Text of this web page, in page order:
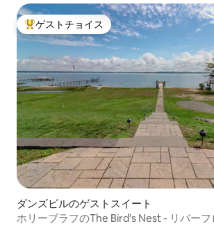
大好評のゲストチョイスです。
ゲストチョイス
ダンズビルのゲストスイート
ホリーブラフのThe Bird's Nest - リバーフ